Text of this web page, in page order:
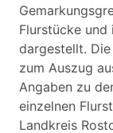
Flurstücke und
dargestellt.
zum Auszug
Angaben zu
einzelnen
Landkreis